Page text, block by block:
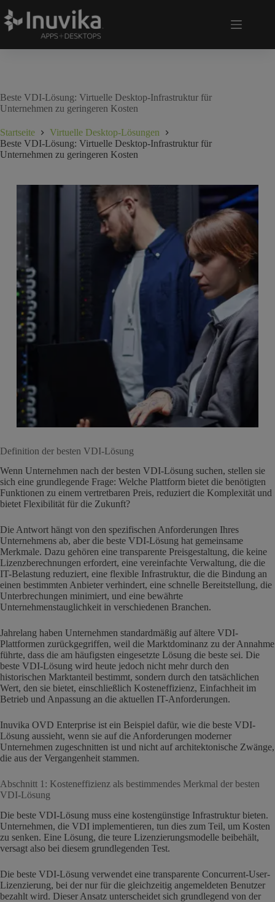
Beste VDI-Lösung: Virtuelle Desktop-Infrastruktur für
Unternehmen zu geringeren Kosten
Startseite
Virtuelle Desktop-Lösungen
Beste VDI-Lösung: Virtuelle Desktop-Infrastruktur für
Unternehmen zu geringeren Kosten
Definition der besten VDI-Lösung
Wenn Unternehmen nach der besten VDI-Lösung suchen, stellen sie
sich eine grundlegende Frage: Welche Plattform bietet die benötigten
Funktionen zu einem vertretbaren Preis, reduziert die Komplexität und
bietet Flexibilität für die Zukunft?
Die Antwort hängt von den spezifischen Anforderungen Ihres
Unternehmens ab, aber die beste VDI-Lösung hat gemeinsame
Merkmale. Dazu gehören eine transparente Preisgestaltung, die keine
Lizenzberechnungen erfordert, eine vereinfachte Verwaltung, die die
IT-Belastung reduziert, eine flexible Infrastruktur, die die Bindung an
einen bestimmten Anbieter verhindert, eine schnelle Bereitstellung, die
Unterbrechungen minimiert, und eine bewährte
Unternehmenstauglichkeit in verschiedenen Branchen.
Jahrelang haben Unternehmen standardmäßig auf ältere VDI-
Plattformen zurückgegriffen, weil die Marktdominanz zu der Annahme
führte, dass die am häufigsten eingesetzte Lösung die beste sei. Die
beste VDI-Lösung wird heute jedoch nicht mehr durch den
historischen Marktanteil bestimmt, sondern durch den tatsächlichen
Wert, den sie bietet, einschließlich Kosteneffizienz, Einfachheit im
Betrieb und Anpassung an die aktuellen IT-Anforderungen.
Inuvika OVD Enterprise ist ein Beispiel dafür, wie die beste VDI-
Lösung aussieht, wenn sie auf die Anforderungen moderner
Unternehmen zugeschnitten ist und nicht auf architektonische Zwänge,
die aus der Vergangenheit stammen.
Abschnitt 1: Kosteneffizienz als bestimmendes Merkmal der besten
VDI-Lösung
Die beste VDI-Lösung muss eine kostengünstige Infrastruktur bieten.
Unternehmen, die VDI implementieren, tun dies zum Teil, um Kosten
zu senken. Eine Lösung, die teure Lizenzierungsmodelle beibehält,
versagt also bei diesem grundlegenden Test.
Die beste VDI-Lösung verwendet eine transparente Concurrent-User-
Lizenzierung, bei der nur für die gleichzeitig angemeldeten Benutzer
bezahlt wird. Dieser Ansatz unterscheidet sich grundlegend von der